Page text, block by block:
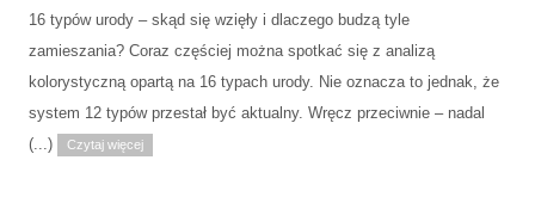
16 typów urody – skąd się wzięły i dlaczego budzą tyle
zamieszania? Coraz częściej można spotkać się z analizą
kolorystyczną opartą na 16 typach urody. Nie oznacza to jednak, że
system 12 typów przestał być aktualny. Wręcz przeciwnie – nadal
(...)
Czytaj więcej